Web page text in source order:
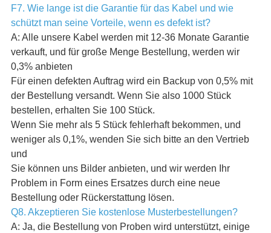
F7. Wie lange ist die Garantie für das Kabel und wie
schützt man seine Vorteile, wenn es defekt ist?
A: Alle unsere Kabel werden mit 12-36 Monate Garantie
verkauft, und für große Menge Bestellung, werden wir
0,3% anbieten
Für einen defekten Auftrag wird ein Backup von 0,5% mit
der Bestellung versandt. Wenn Sie also 1000 Stück
bestellen, erhalten Sie 100 Stück.
Wenn Sie mehr als 5 Stück fehlerhaft bekommen, und
weniger als 0,1%, wenden Sie sich bitte an den Vertrieb
und
Sie können uns Bilder anbieten, und wir werden Ihr
Problem in Form eines Ersatzes durch eine neue
Bestellung oder Rückerstattung lösen.
Q8. Akzeptieren Sie kostenlose Musterbestellungen?
A: Ja, die Bestellung von Proben wird unterstützt, einige